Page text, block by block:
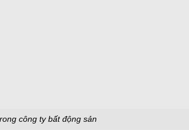
công ty bất động sản